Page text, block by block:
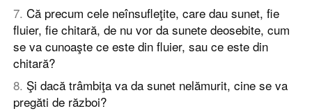
7. Că precum cele neînsufleţite, care dau sunet, fie
fluier, fie chitară, de nu vor da sunete deosebite, cum
se va cunoaşte ce este din fluier, sau ce este din
chitară?
8. Şi dacă trâmbiţa va da sunet nelămurit, cine se va
pregăti de război?